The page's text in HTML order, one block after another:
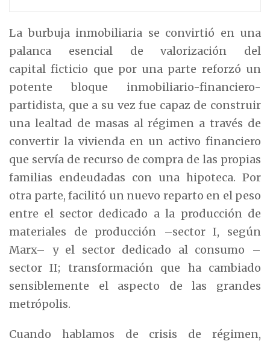
La burbuja inmobiliaria se convirtió en una
palanca esencial de valorización del
capital ficticio que por una parte reforzó un
potente bloque inmobiliario-financiero-
partidista, que a su vez fue capaz de construir
una lealtad de masas al régimen a través de
convertir la vivienda en un activo financiero
que servía de recurso de compra de las propias
familias endeudadas con una hipoteca. Por
otra parte, facilitó un nuevo reparto en el peso
entre el sector dedicado a la producción de
materiales de producción –sector I, según
Marx– y el sector dedicado al consumo –
sector II; transformación que ha cambiado
sensiblemente el aspecto de las grandes
metrópolis.
Cuando hablamos de crisis de régimen,